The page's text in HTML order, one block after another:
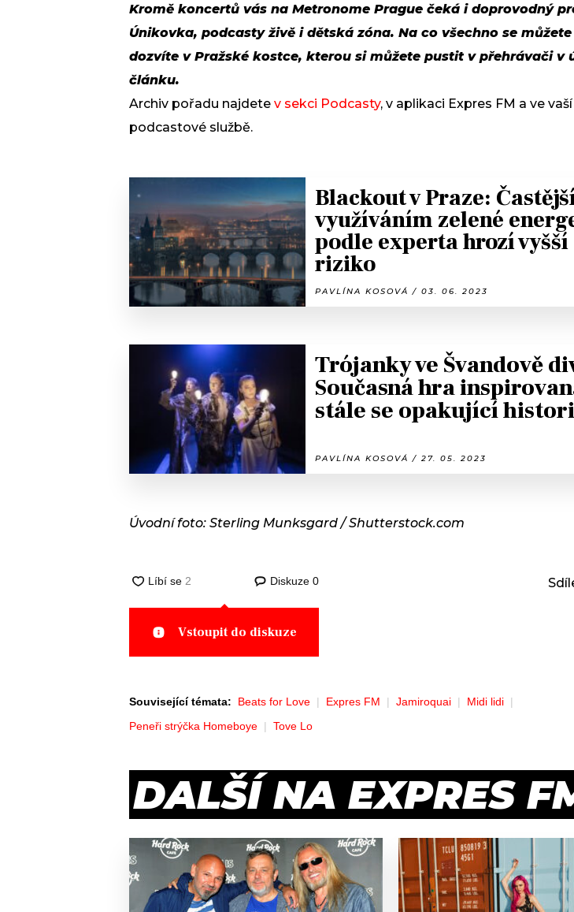
Kromě koncertů vás na Metronome Prague čeká i doprovodný
Únikovka, podcasty živě i dětská zóna. Na co všechno se
dozvíte v Pražské kostce, kterou si můžete pustit v přehrávači v
článku.
Archiv pořadu najdete v sekci Podcasty, v aplikaci Expres FM a ve
podcastové službě.
Blackout v Praze:
využíváním zelené
podle experta hrozí vyšší
riziko
PAVLÍNA KOSOVÁ / 03. 06. 2023
Trójanky ve Švandově
Současná hra
stále se opakující
PAVLÍNA KOSOVÁ / 27. 05. 2023
Úvodní foto: Sterling Munksgard / Shutterstock.com
Diskuze 0
Vstoupit do diskuze
Související témata: Beats for Love Expres FM Jamiroquai
Midi lidi
Peneři strýčka Homeboye
Tove Lo
DALŠÍ NA EXPRES